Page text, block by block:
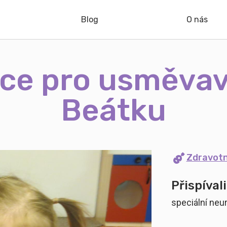
Blog O nás
pro
Beátku
speciální